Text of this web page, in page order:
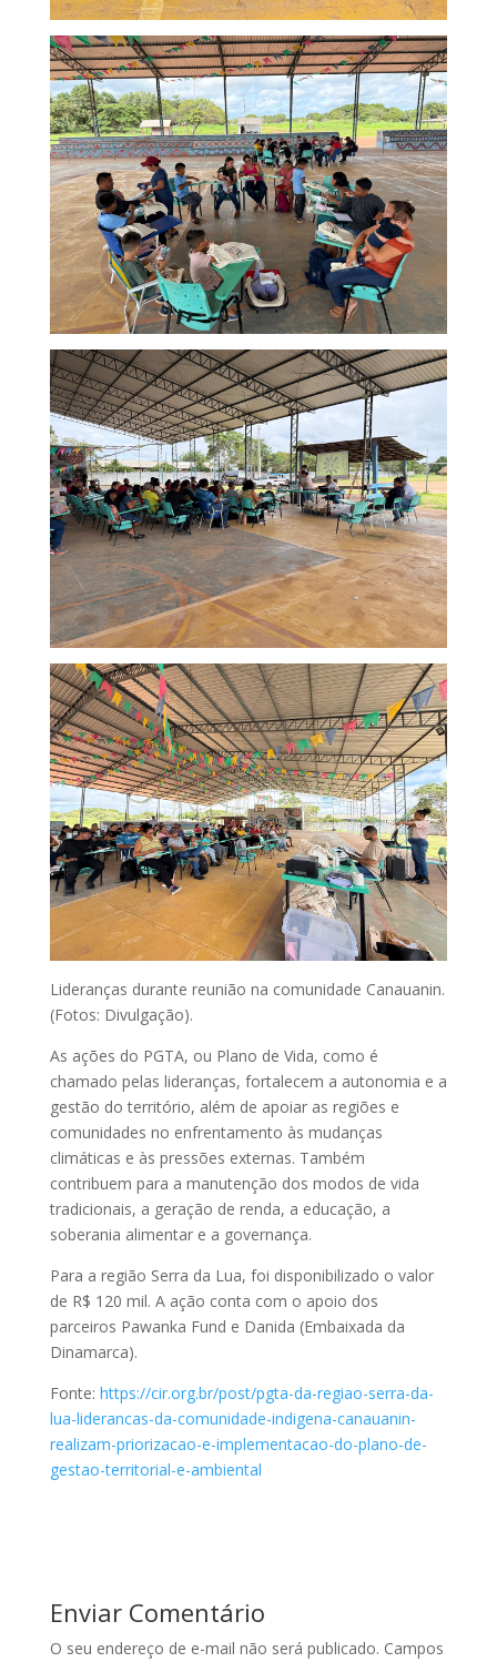
Lideranças durante reunião na comunidade Canauanin.
(Fotos: Divulgação).
As ações do PGTA, ou Plano de Vida, como é
chamado pelas lideranças, fortalecem a autonomia e a
gestão do território, além de apoiar as regiões e
comunidades no enfrentamento às mudanças
climáticas e às pressões externas. Também
contribuem para a manutenção dos modos de vida
tradicionais, a geração de renda, a educação, a
soberania alimentar e a governança.
Para a região Serra da Lua, foi disponibilizado o valor
de R$ 120 mil. A ação conta com o apoio dos
parceiros Pawanka Fund e Danida (Embaixada da
Dinamarca).
Fonte: https://cir.org.br/post/pgta-da-regiao-serra-da-
lua-liderancas-da-comunidade-indigena-canauanin-
realizam-priorizacao-e-implementacao-do-plano-de-
gestao-territorial-e-ambiental
Enviar Comentário
O seu endereço de e-mail não será publicado. Campos